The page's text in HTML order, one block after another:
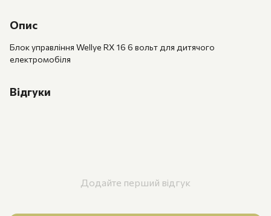
Опис
Блок управління Wellye RX 16 6 вольт для дитячого
електромобіля
Відгуки
Додайте перший відгук